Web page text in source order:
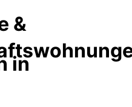
&
in